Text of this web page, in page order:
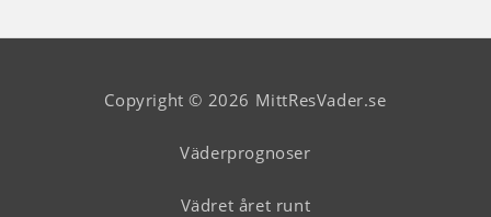
Copyright © 2026 MittResVader.se
Väderprognoser
Vädret året runt